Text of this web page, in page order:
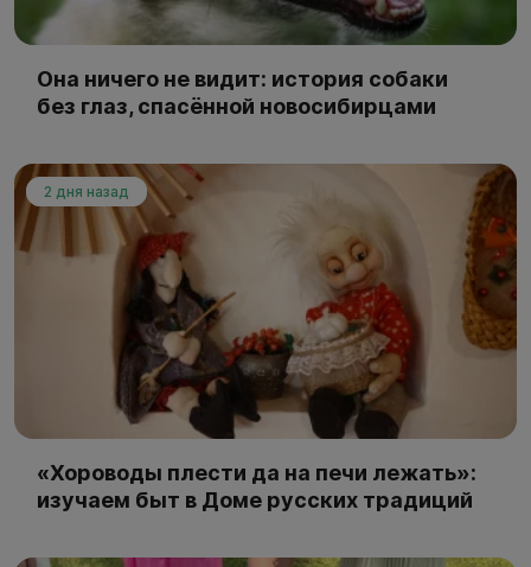
Она ничего не видит: история собаки
без глаз, спасённой новосибирцами
2 дня назад
«Хороводы плести да на печи лежать»:
изучаем быт в Доме русских традиций